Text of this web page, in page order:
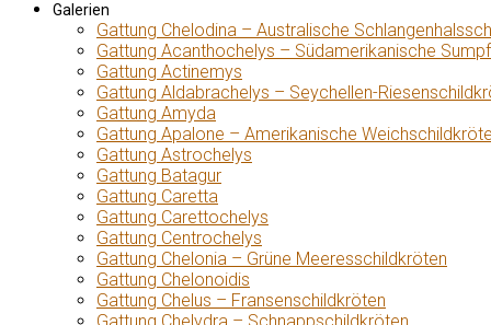
Galerien
Gattung Chelodina – Australische
Gattung Acanthochelys – Südamerikanische
Gattung Actinemys
Gattung Aldabrachelys – Seychellen-
Gattung Amyda
Gattung Apalone – Amerikanische
Gattung Astrochelys
Gattung Batagur
Gattung Caretta
Gattung Carettochelys
Gattung Centrochelys
Gattung Chelonia – Grüne Meeresschildkröten
Gattung Chelonoidis
Gattung Chelus – Fransenschildkröten